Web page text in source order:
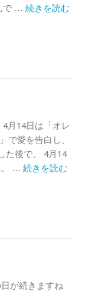
で … 続きを読む
月14日は「オレ
で愛を告白し、
た後で、 4月14
。 … 続きを読む
が続きますね